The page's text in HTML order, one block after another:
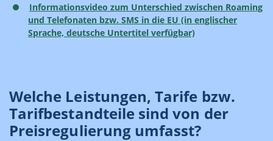
Informationsvideo zum Unterschied zwischen Roaming
und Telefonaten bzw. SMS in die EU (in englischer
Sprache, deutsche Untertitel verfügbar)
Welche Leistungen, Tarife bzw.
Tarifbestandteile sind von der
Preisregulierung umfasst?